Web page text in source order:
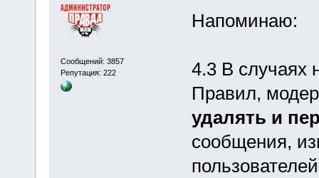
Сообщений: 3857
Репутация: 222
Напоминаю:
4.3 В случаях
Правил,
удалять и
сообщения,